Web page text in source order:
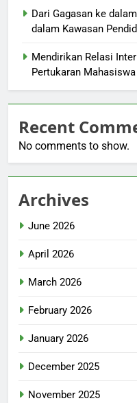
Dari Gagasan ke
dalam Kawasan
Mendirikan Relasi
Pertukaran Mahasiswa
Recent
No comments to show.
Archives
June 2026
April 2026
March 2026
February 2026
January 2026
December 2025
November 2025